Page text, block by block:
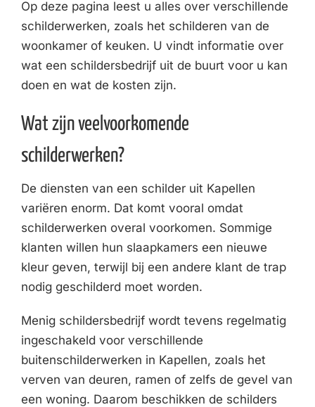
Op deze pagina leest u alles over verschillende
schilderwerken, zoals het schilderen van de
woonkamer of keuken. U vindt informatie over
wat een schildersbedrijf uit de buurt voor u kan
doen en wat de kosten zijn.
Wat zijn veelvoorkomende
schilderwerken?
De diensten van een schilder uit Kapellen
variëren enorm. Dat komt vooral omdat
schilderwerken overal voorkomen. Sommige
klanten willen hun slaapkamers een nieuwe
kleur geven, terwijl bij een andere klant de trap
nodig geschilderd moet worden.
Menig schildersbedrijf wordt tevens regelmatig
ingeschakeld voor verschillende
buitenschilderwerken in Kapellen, zoals het
verven van deuren, ramen of zelfs de gevel van
een woning. Daarom beschikken de schilders